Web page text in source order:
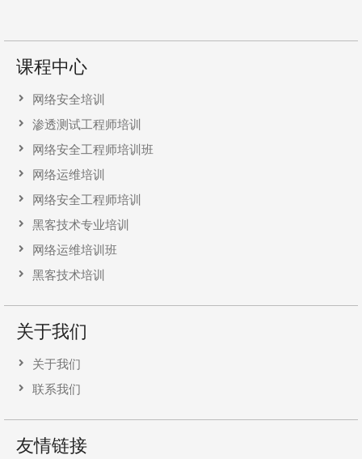
课程中心
网络安全培训
渗透测试工程师培训
网络安全工程师培训班
网络运维培训
网络安全工程师培训
黑客技术专业培训
网络运维培训班
黑客技术培训
关于我们
关于我们
联系我们
友情链接